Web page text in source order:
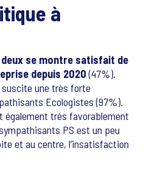
à
deux se montre satisfait de
depuis 2020(47%).
suscite une très forte
Ecologistes (97%).
également très favorablement
PS est un peu
et au centre, l’insatisfaction